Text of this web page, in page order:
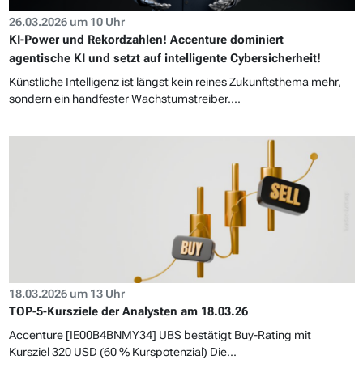
26.03.2026 um 10 Uhr
KI-Power und Rekordzahlen! Accenture dominiert
agentische KI und setzt auf intelligente Cybersicherheit!
Künstliche Intelligenz ist längst kein reines Zukunftsthema mehr,
sondern ein handfester Wachstumstreiber....
18.03.2026 um 13 Uhr
TOP-5-Kursziele der Analysten am 18.03.26
Accenture [IE00B4BNMY34] UBS bestätigt Buy-Rating mit
Kursziel 320 USD (60 % Kurspotenzial) Die...